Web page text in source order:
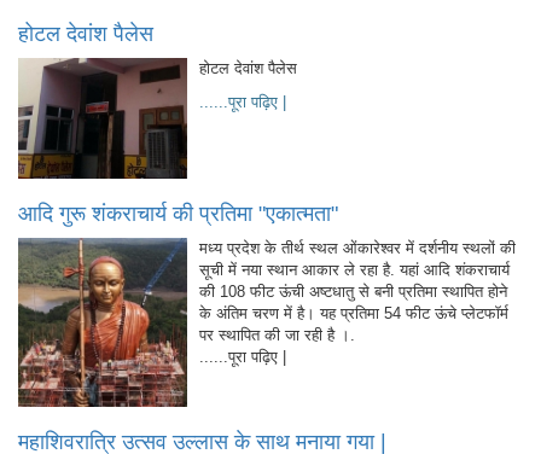
होटल देवांश पैलेस
होटल देवांश पैलेस
......पूरा पढ़िए |
आदि गुरू शंकराचार्य की प्रतिमा "एकात्मता"
मध्य प्रदेश के तीर्थ स्थल ओंकारेश्वर में दर्शनीय स्थलों की
सूची में नया स्थान आकार ले रहा है. यहां आदि शंकराचार्य
की 108 फीट ऊंची अष्टधातु से बनी प्रतिमा स्थापित होने
के अंतिम चरण में है। यह प्रतिमा 54 फीट ऊंचे प्लेटफॉर्म
पर स्थापित की जा रही है ।.
......पूरा पढ़िए |
महाशिवरात्रि उत्सव उल्लास के साथ मनाया गया |